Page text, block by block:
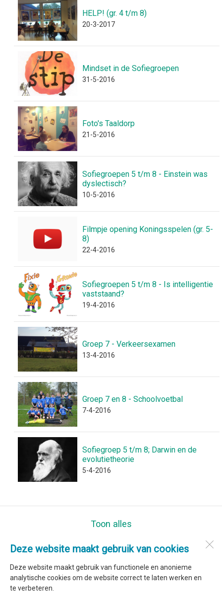
Deze website maakt gebruik van cookies
Deze website maakt gebruik van functionele en anonieme
analytische cookies om de website correct te laten werken en
te verbeteren.
HELP! (gr. 4 t/m 8)
20-3-2017
Mindset in de Sofiegroepen
31-5-2016
Foto's Taaldorp
21-5-2016
Sofiegroepen 5 t/m 8 - Einstein was
dyslectisch?
10-5-2016
Filmpje opening Koningsspelen (gr. 5-
8)
22-4-2016
Sofiegroepen 5 t/m 8 - Is intelligentie
vaststaand?
19-4-2016
Groep 7 - Verkeersexamen
13-4-2016
Groep 7 en 8 - Schoolvoetbal
7-4-2016
Sofiegroep 5 t/m 8; Darwin en de
evolutietheorie
5-4-2016
Toon alles
Volleringweg 24
1738 BT
Waarland